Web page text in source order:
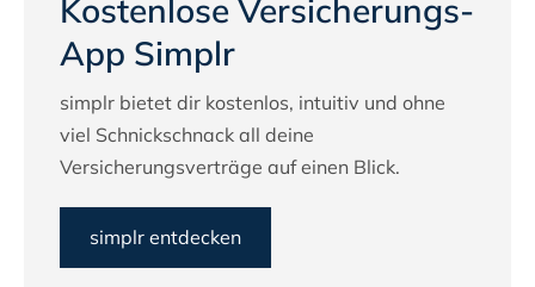
Kostenlose Versicherungs-
App Simplr
simplr bietet dir kostenlos, intuitiv und ohne
viel Schnickschnack all deine
Versicherungsverträge auf einen Blick.
simplr entdecken